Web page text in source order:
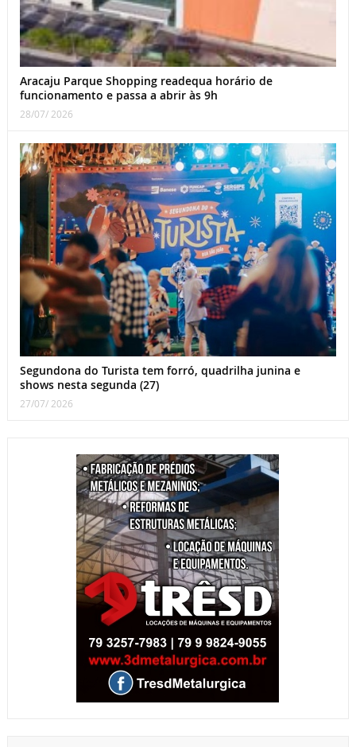
Aracaju Parque Shopping readequa horário de
funcionamento e passa a abrir às 9h
28/07/ 2026
Segundona do Turista tem forró, quadrilha junina e
shows nesta segunda (27)
27/07/ 2026